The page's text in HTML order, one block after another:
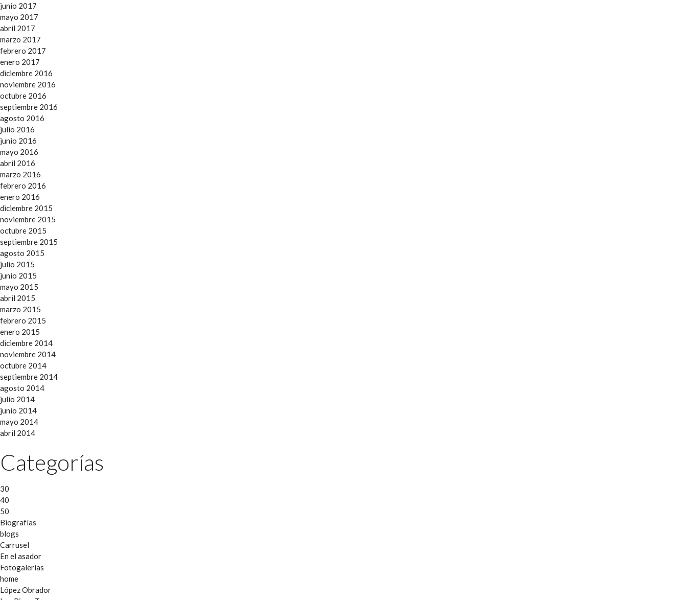
junio 2017
mayo 2017
abril 2017
marzo 2017
febrero 2017
enero 2017
diciembre 2016
noviembre 2016
octubre 2016
septiembre 2016
agosto 2016
julio 2016
junio 2016
mayo 2016
abril 2016
marzo 2016
febrero 2016
enero 2016
diciembre 2015
noviembre 2015
octubre 2015
septiembre 2015
agosto 2015
julio 2015
junio 2015
mayo 2015
abril 2015
marzo 2015
febrero 2015
enero 2015
diciembre 2014
noviembre 2014
octubre 2014
septiembre 2014
agosto 2014
julio 2014
junio 2014
mayo 2014
abril 2014
Categorías
30
40
50
Biografías
blogs
Carrusel
En el asador
Fotogalerías
home
López Obrador